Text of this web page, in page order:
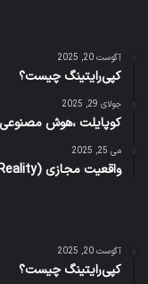
آگوست 20, 2025
کپی‌رایتینگ چیست؟
جولای 29, 2025
کوپایلت ،هوش
می 25, 2025
واقعیت مجازی (Virtual Reality) چیست؟
آگوست 20, 2025
کپی‌رایتینگ چیست؟